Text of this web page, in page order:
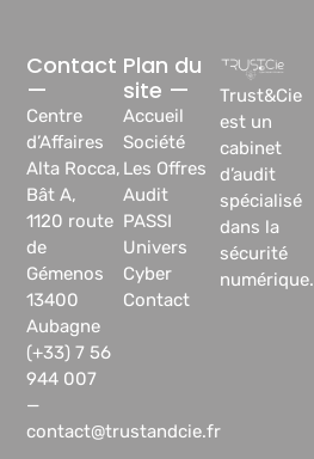
Trust&Cie
est un
cabinet
d’audit
spécialisé
dans la
sécurité
numérique.
Plan du
site —
Accueil
Société
Les Offres
Audit
PASSI
Univers
Cyber
Contact
Contact
—
Centre
d’Affaires
Alta Rocca,
Bât A,
1120 route
de
Gémenos
13400
Aubagne
(+33) 7 56
944 007
—
contact@trustandcie.fr